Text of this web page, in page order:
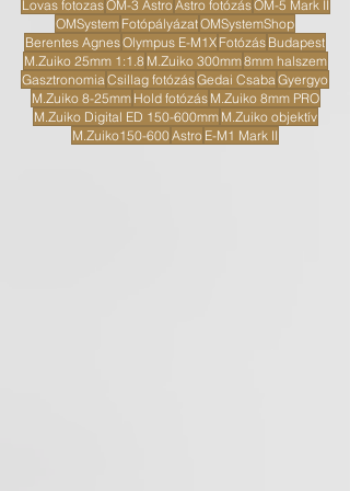
Lovas fotozasOM-3 AstroAstro fotózásOM-5 Mark II
OMSystem FotópályázatOMSystemShop
Berentes AgnesOlympus E-M1X Fotózás Budapest
M.Zuiko 25mm 1:1.8 M.Zuiko 300mm8mm halszem
Gasztronomia Csillag fotózásGedai Csaba Gyergyo
M.Zuiko 8-25mm Hold fotózás M.Zuiko 8mm PRO
M.Zuiko Digital ED 150-600mm M.Zuiko objektív
M.Zuiko150-600Astro E-M1 Mark II